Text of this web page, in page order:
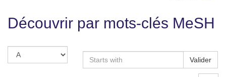
Découvrir par mots-clés MeSH
Valider